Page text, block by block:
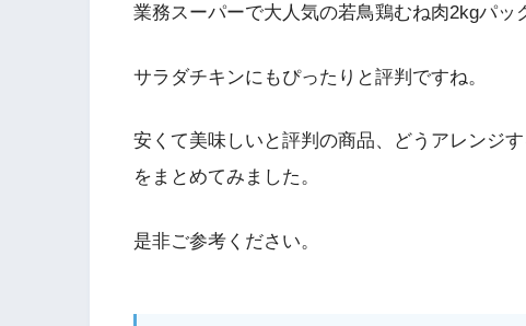
業務スーパーで大人気の若鳥鶏むね肉2kgパッ
サラダチキンにもぴったりと評判ですね。
安くて美味しいと評判の商品、どうアレンジ
をまとめてみました。
是非ご参考ください。